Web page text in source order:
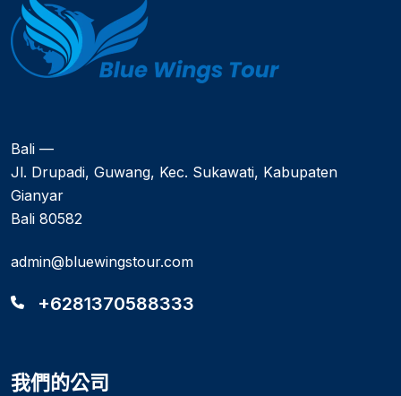
Bali —
Jl. Drupadi, Guwang, Kec. Sukawati, Kabupaten
Gianyar
Bali 80582
admin@bluewingstour.com
+6281370588333
我們的公司